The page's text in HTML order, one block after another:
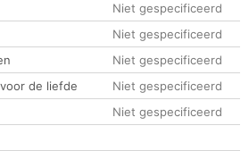
Niet gespecificeerd
Niet gespecificeerd
Niet gespecificeerd
de liefde
Niet gespecificeerd
Niet gespecificeerd